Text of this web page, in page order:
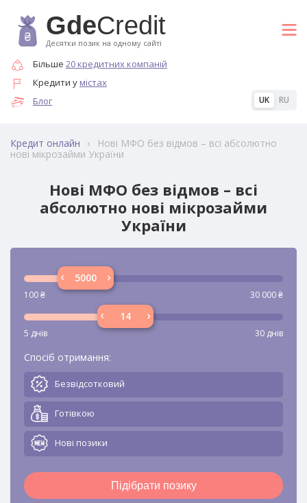
GdeCredit
Десятки позик на одному сайті
Більше 20 кредитних компаній
Кредити у містах
Блог
UK RU
Кредит онлайн ›
Нові МФО без відмов – всі абсолютно
нові мікрозайми України
Нові МФО без відмов – всі
абсолютно нові мікрозайми
України
100₴ 30 000₴
5 днів 30 днів
Спосіб отримання:
Безвідсотковий
Готівкою
Новi позики
Підібрати позику